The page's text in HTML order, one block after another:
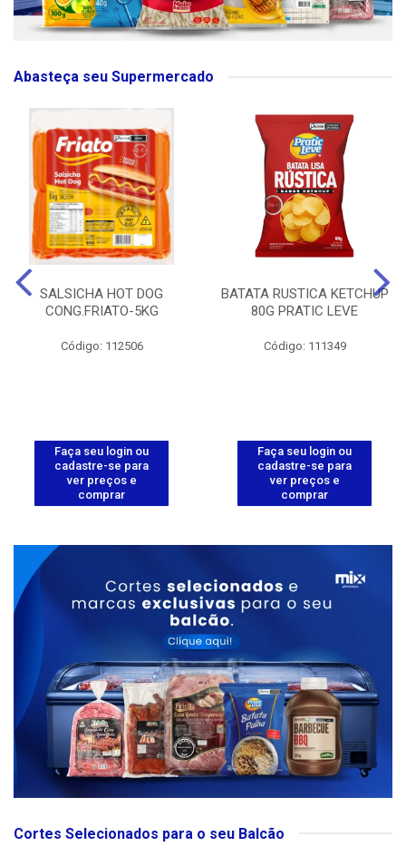
Abasteça seu Supermercado
SALSICHA HOT DOG
CONG.FRIATO-5KG
Código: 112506
Faça seu login ou
cadastre-se para
ver preços e
comprar
BATATA RUSTICA KETCHUP
80G PRATIC LEVE
Código: 111349
Faça seu login ou
cadastre-se para
ver preços e
comprar
Cortes Selecionados para o seu Balcão